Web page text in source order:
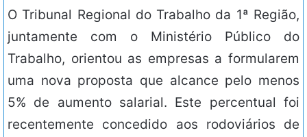
O Tribunal Regional do Trabalho da 1ª Região,
juntamente com o Ministério Público do
Trabalho, orientou as empresas a formularem
uma nova proposta que alcance pelo menos
5% de aumento salarial. Este percentual foi
recentemente concedido aos rodoviários de